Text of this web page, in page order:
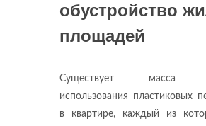
обустройство
площадей
Существует масса
использования пластиковых
в квартире, каждый из